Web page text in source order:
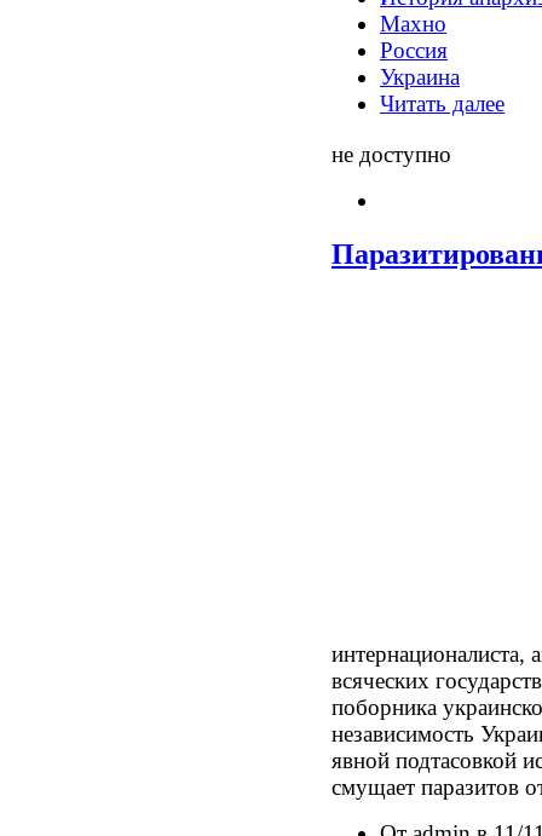
Махно
Россия
Украина
Читать далее
не доступно
интернационалиста,
всяческих
поборника
независимость
явной подтасовкой
смущает паразитов